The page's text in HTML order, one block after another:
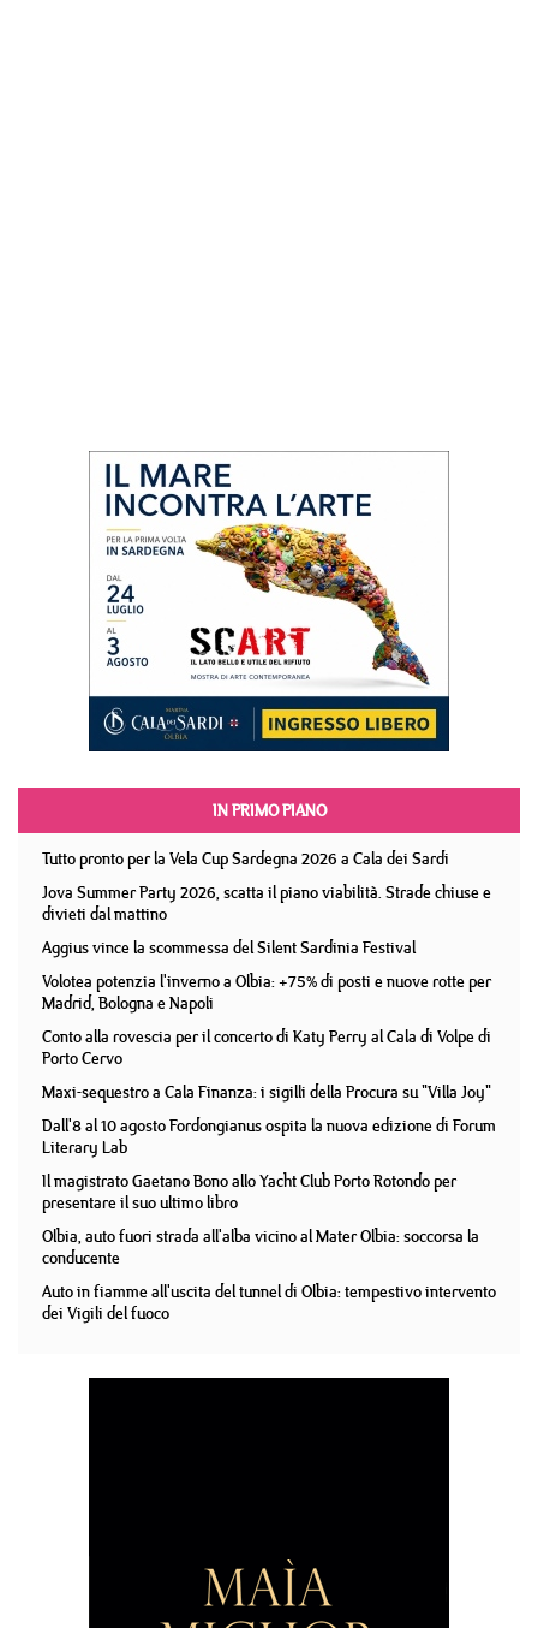
IN PRIMO PIANO
Tutto pronto per la Vela Cup Sardegna 2026 a Cala dei Sardi
Jova Summer Party 2026, scatta il piano viabilità. Strade chiuse e
divieti dal mattino
Aggius vince la scommessa del Silent Sardinia Festival
Volotea potenzia l'inverno a Olbia: +75% di posti e nuove rotte per
Madrid, Bologna e Napoli
Conto alla rovescia per il concerto di Katy Perry al Cala di Volpe di
Porto Cervo
Maxi-sequestro a Cala Finanza: i sigilli della Procura su "Villa Joy"
Dall'8 al 10 agosto Fordongianus ospita la nuova edizione di Forum
Literary Lab
Il magistrato Gaetano Bono allo Yacht Club Porto Rotondo per
presentare il suo ultimo libro
Olbia, auto fuori strada all'alba vicino al Mater Olbia: soccorsa la
conducente
Auto in fiamme all'uscita del tunnel di Olbia: tempestivo intervento
dei Vigili del fuoco